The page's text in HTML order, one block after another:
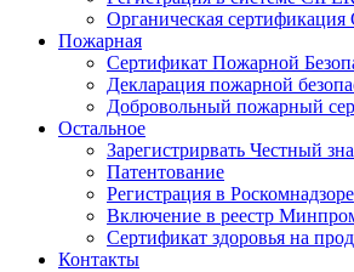
Органическая
Пожарная
Сертификат Пожарной
Декларация пожарной
Добровольный пожарный
Остальное
Зарегистрирвать Честный
Патентование
Регистрация в Роскомнадзоре
Включение в реестр
Сертификат здоровья на
Контакты